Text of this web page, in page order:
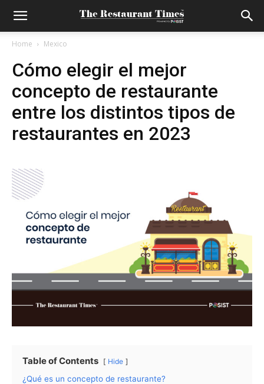
Home Mexico
Cómo elegir el mejor
concepto de restaurante
entre los distintos tipos de
restaurantes en 2023
Table of Contents Hide
¿Qué es un concepto de restaurante?